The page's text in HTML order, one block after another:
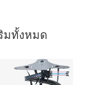
มทั้งหมด